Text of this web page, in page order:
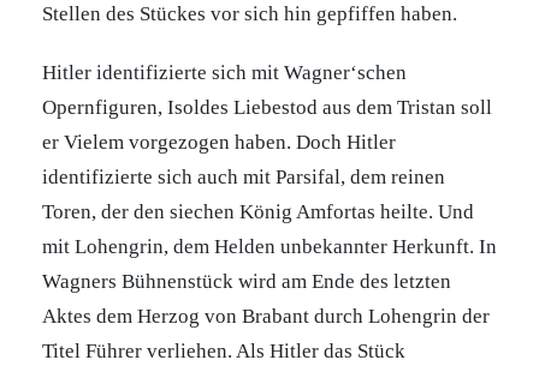
Stellen des Stückes vor sich hin gepfiffen haben.
Hitler identifizierte sich mit Wagner‘schen
Opernfiguren, Isoldes Liebestod aus dem Tristan soll
er Vielem vorgezogen haben. Doch Hitler
identifizierte sich auch mit Parsifal, dem reinen
Toren, der den siechen König Amfortas heilte. Und
mit Lohengrin, dem Helden unbekannter Herkunft. In
Wagners Bühnenstück wird am Ende des letzten
Aktes dem Herzog von Brabant durch Lohengrin der
Titel Führer verliehen. Als Hitler das Stück